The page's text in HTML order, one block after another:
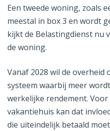
Een tweede woning, zoals
meestal in box 3 en wordt
kijkt de Belastingdienst nu
de woning.
Vanaf 2028 wil de overheid
systeem waarbij meer
werkelijke rendement.
vakantiehuis kan dat
die uiteindelijk betaald